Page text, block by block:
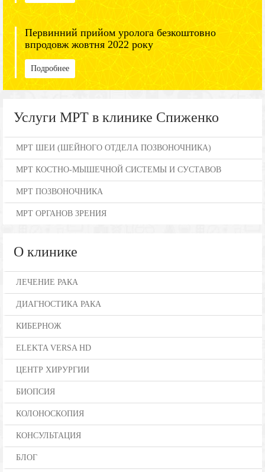
Первинний прийом уролога безкоштовно
впродовж жовтня 2022 року
Подробнее
Услуги МРТ в клинике Спиженко
МРТ ШЕИ (ШЕЙНОГО ОТДЕЛА ПОЗВОНОЧНИКА)
МРТ КОСТНО-МЫШЕЧНОЙ СИСТЕМЫ И СУСТАВОВ
МРТ ПОЗВОНОЧНИКА
МРТ ОРГАНОВ ЗРЕНИЯ
О клинике
ЛЕЧЕНИЕ РАКА
ДИАГНОСТИКА РАКА
КИБЕРНОЖ
ELEKTA VERSA HD
ЦЕНТР ХИРУРГИИ
БИОПСИЯ
КОЛОНОСКОПИЯ
КОНСУЛЬТАЦИЯ
БЛОГ